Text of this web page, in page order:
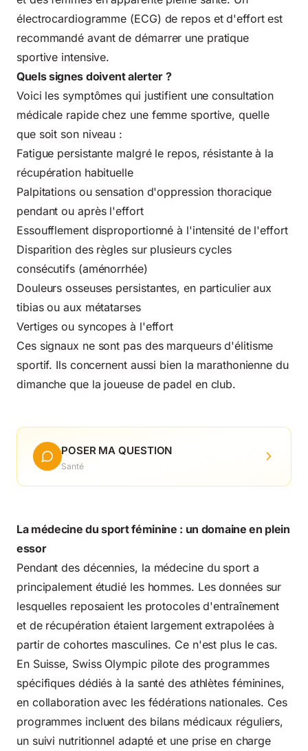
électrocardiogramme (ECG) de repos et d'effort est
recommandé avant de démarrer une pratique
sportive intensive.
Quels signes doivent alerter ?
Voici les symptômes qui justifient une consultation
médicale rapide chez une femme sportive, quelle
que soit son niveau :
Fatigue persistante malgré le repos, résistante à la
récupération habituelle
Palpitations ou sensation d'oppression thoracique
pendant ou après l'effort
Essoufflement disproportionné à l'intensité de l'effort
Disparition des règles sur plusieurs cycles
consécutifs (aménorrhée)
Douleurs osseuses persistantes, en particulier aux
tibias ou aux métatarses
Vertiges ou syncopes à l'effort
Ces signaux ne sont pas des marqueurs d'élitisme
sportif. Ils concernent aussi bien la marathonienne du
dimanche que la joueuse de padel en club.
POSER MA QUESTION
Santé
La médecine du sport féminine : un domaine en plein
essor
Pendant des décennies, la médecine du sport a
principalement étudié les hommes. Les données sur
lesquelles reposaient les protocoles d'entraînement
et de récupération étaient largement extrapolées à
partir de cohortes masculines. Ce n'est plus le cas.
En Suisse, Swiss Olympicpilote des programmes
spécifiques dédiés à la santé des athlètes féminines,
en collaboration avec les fédérations nationales. Ces
programmes incluent des bilans médicaux réguliers,
un suivi nutritionnel adapté et une prise en charge